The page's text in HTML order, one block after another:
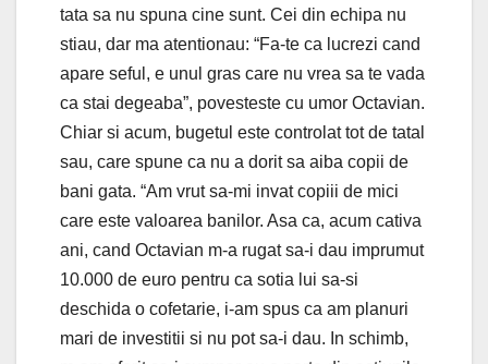
tata sa nu spuna cine sunt. Cei din echipa nu
stiau, dar ma atentionau: “Fa-te ca lucrezi cand
apare seful, e unul gras care nu vrea sa te vada
ca stai degeaba”, povesteste cu umor Octavian.
Chiar si acum, bugetul este controlat tot de tatal
sau, care spune ca nu a dorit sa aiba copii de
bani gata. “Am vrut sa-mi invat copiii de mici
care este valoarea banilor. Asa ca, acum cativa
ani, cand Octavian m-a rugat sa-i dau imprumut
10.000 de euro pentru ca sotia lui sa-si
deschida o cofetarie, i-am spus ca am planuri
mari de investitii si nu pot sa-i dau. In schimb,